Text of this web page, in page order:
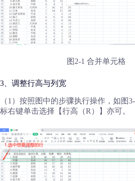
图2-1 合并单元格
3、调整行高与列宽
（1）按照图中的步骤执行操作，如图
标右键单击选择【行高（R）】亦可。